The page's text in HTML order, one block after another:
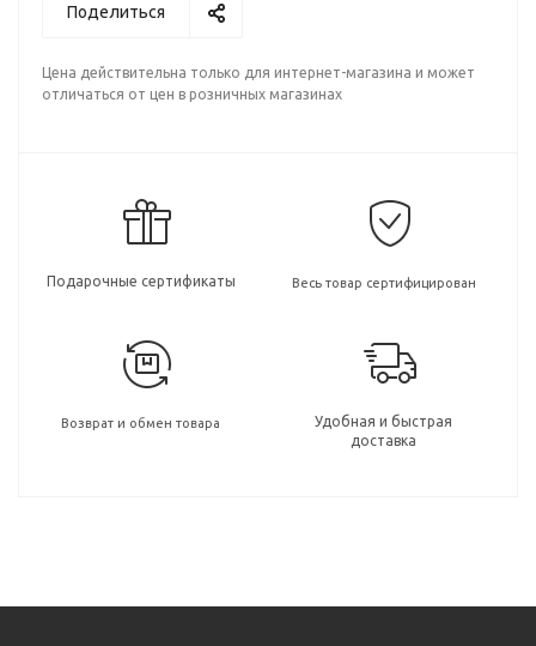
Поделиться
Цена действительна только для интернет-магазина и может
отличаться от цен в розничных магазинах
Подарочные сертификаты Весь товар сертифицирован
Возврат и обмен товара
Удобная и быстрая
доставка